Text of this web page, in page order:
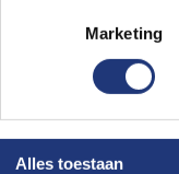
Marketing
Alles toestaan